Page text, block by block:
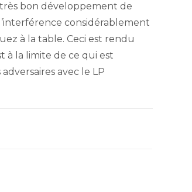
bon développement de
considérablement
à la table. Ceci est rendu
à la limite de ce qui est
avec le LP